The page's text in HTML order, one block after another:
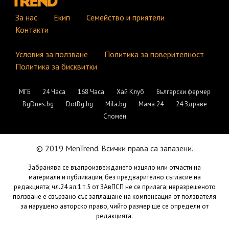
За нас Екип
Семейство и приятели
Контакти
Условия за ползване
Политика за поверителност
Политика за бисквитки
МГБ 24 Часа 168 Часа Хай Клуб
Български фермер
BgDnes.bg
DotBg.bg Mila.bg Мама 24
24 Здраве
Спомен
© 2019 MenTrend. Всички права са запазени.
Забранява се възпроизвеждането изцяло или отчасти на
материали и публикации, без предварително съгласие на
редакцията; чл.24 ал.1 т.5 от ЗАвПСП не се прилага; неразрешеното
ползване е свързано със заплащане на компенсация от ползвателя
за нарушено авторско право, чийто размер ще се определи от
редакцията.